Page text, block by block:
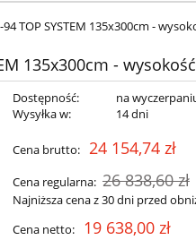
TOP SYSTEM 135x300cm -
135x300cm -
Dostępność:
na
Wysyłka w:
14 dni
Cena brutto: 24 154,74 zł
Cena regularna: 26 838,60 zł
Najniższa cena z 30 dni przed
Cena netto: 19 638,00 zł